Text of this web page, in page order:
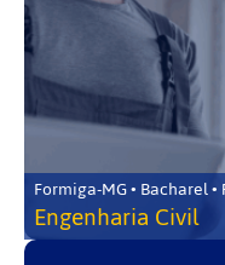
Formiga-MG • Bacharel
Engenharia Civil